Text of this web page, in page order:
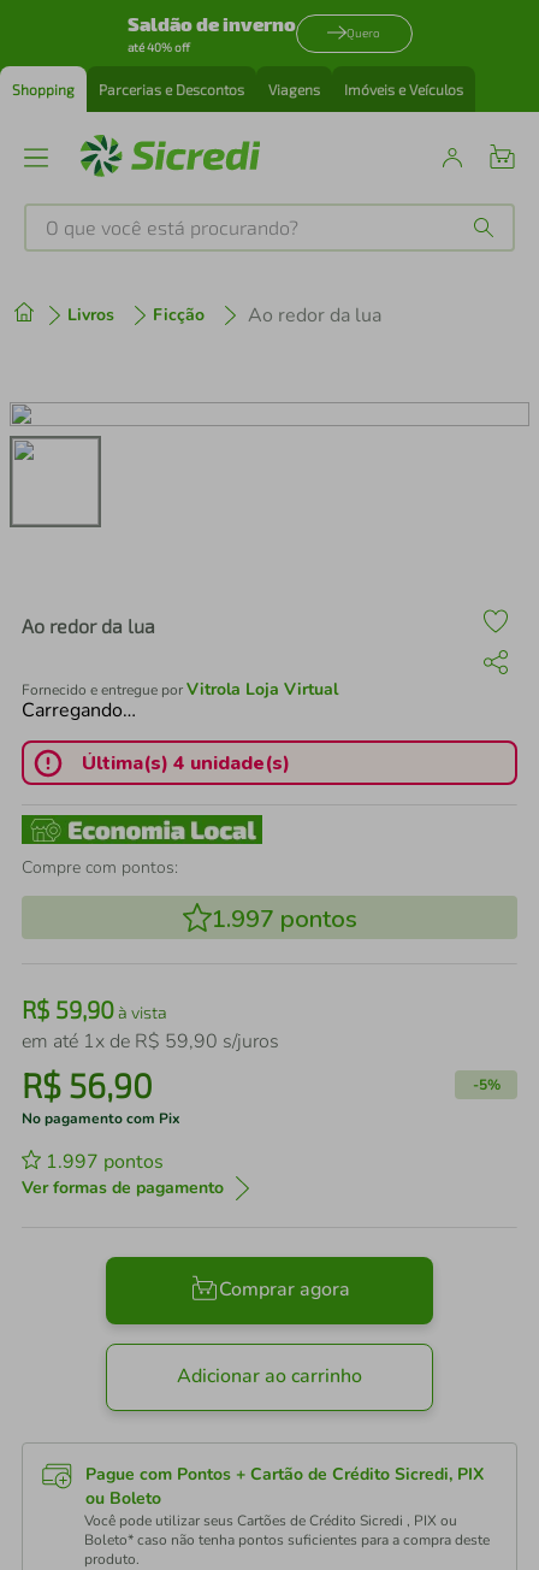
Saldão de inverno
até 40% off
Quero
Shopping Parcerias e Descontos Viagens Imóveis e Veículos
O que você está procurando?
Livros Ficção Ao redor da lua
Ao redor da lua
Fornecido e entregue porVitrola Loja Virtual
Carregando…
Última(s) 4 unidade(s)
Compre com pontos:
1.997 pontos
R$ 59,90à vista
em até 1x de R$ 59,90 s/juros
R$ 56,90 -5%
No pagamento com Pix
1.997 pontos
Ver formas de pagamento
Comprar agora
Adicionar ao carrinho
Pague com Pontos + Cartão de Crédito Sicredi, PIX
ou Boleto
Você pode utilizar seus Cartões de Crédito Sicredi , PIX ou
Boleto* caso não tenha pontos suficientes para a compra deste
produto.
2º cafeteira